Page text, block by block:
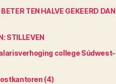
TEN HALVE GEKEERD
STILLEVEN
college Súdwest-
(4)